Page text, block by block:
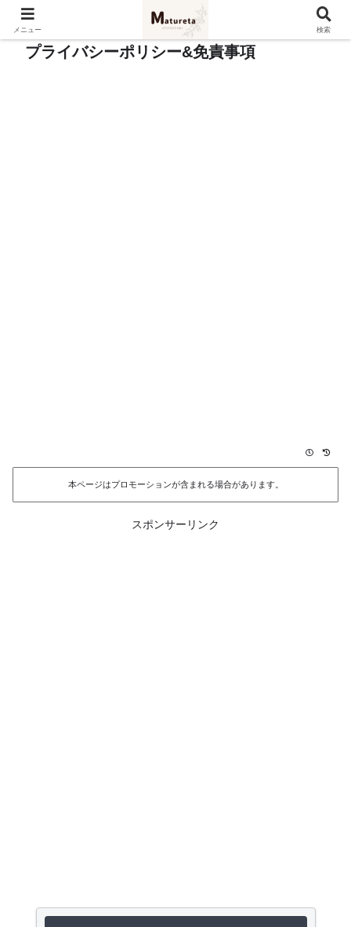
プライバシーポリシー&免責事項
本ページはプロモーションが含まれる場合があります。
スポンサーリンク
メニュー 検索